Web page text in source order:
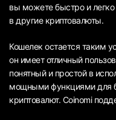
вы можете быстро и
в другие криптовалюты.
Кошелек остается таким
он имеет отличный
понятный и простой в
мощными функциями для
криптовалют. Coinomi